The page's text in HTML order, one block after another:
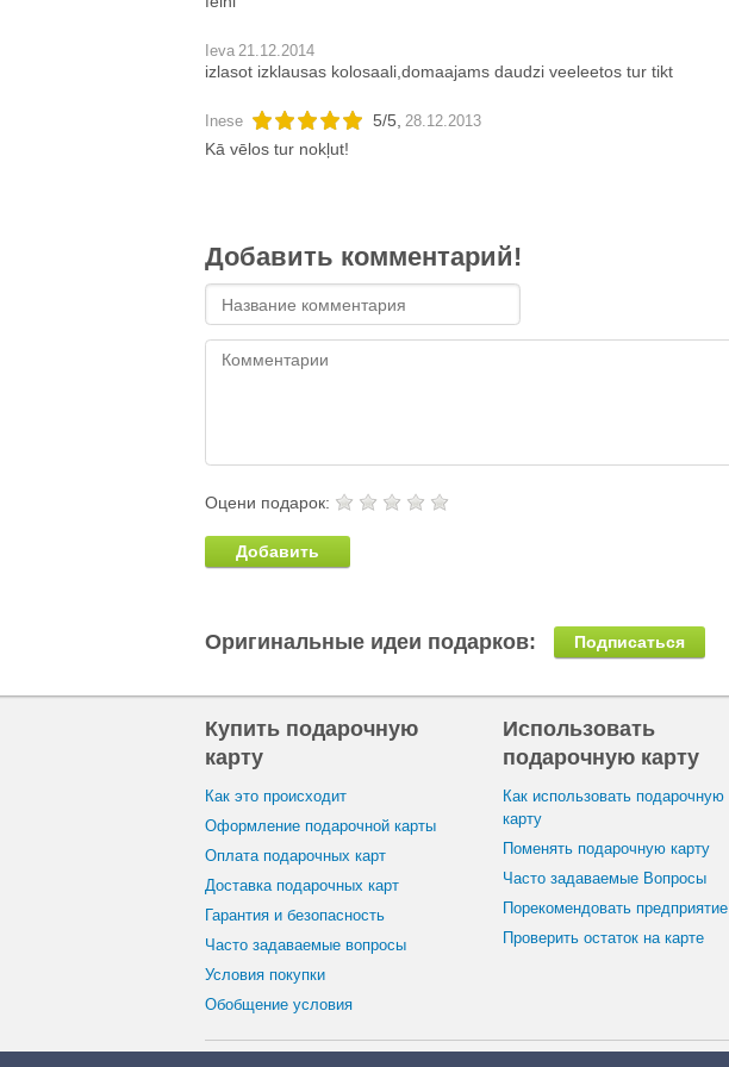
Ieva 21.12.2014
izlasot izklausas kolosaali,domaajams daudzi veeleetos tur tikt
Inese 5/5 28.12.2013
Kā vēlos tur nokļut!
Добавить комментарий!
Оцени подарок:
Добавить
Оригинальные идеи подарков: Подписаться
Купить подарочную
карту
Как это происходит
Оформление подарочной карты
Оплата подарочных карт
Доставка подарочных карт
Гарантия и безопасность
Часто задаваемые вопросы
Условия покупки
Oбобщение условия
Использовать
подарочную карту
Как использовать подарочную
карту
Поменять подарочную карту
Часто задаваемые Вопросы
Порекомендовать предприятие
Проверить остаток на карте